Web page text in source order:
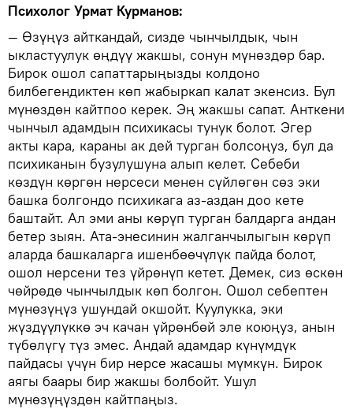
Психолог Урмат Курманов:
— Өзүңүз айткандай, сизде чынчылдык, чын
ыкластуулук өңдүү жакшы, сонун мүнөздөр бар.
Бирок ошол сапаттарыңызды колдоно
билбегендиктен көп жабыркап калат экенсиз. Бул
мүнөздөн кайтпоо керек. Эң жакшы сапат. Анткени
чынчыл адамдын психикасы тунук болот. Эгер
акты кара, караны ак дей турган болсоңуз, бул да
психиканын бузулушуна алып келет. Себеби
көздүн көргөн нерсеси менен сүйлөгөн сөз эки
башка болгондо психикага аз-аздан доо кете
баштайт. Ал эми аны көрүп турган балдарга андан
бетер зыян. Ата-энесинин жалганчылыгын көрүп
аларда башкаларга ишенбөөчүлүк пайда болот,
ошол нерсени тез үйрөнүп кетет. Демек, сиз өскөн
чөйрөдө чынчылдык көп болгон. Ошол себептен
мүнөзүңүз ушундай окшойт. Куулукка, эки
жүздүүлүккө эч качан үйрөнбөй эле коюңуз, анын
түбөлүгү түз эмес. Андай адамдар күнүмдүк
пайдасы үчүн бир нерсе жасашы мүмкүн. Бирок
аягы баары бир жакшы болбойт. Ушул
мүнөзүңүздөн кайтпаңыз.